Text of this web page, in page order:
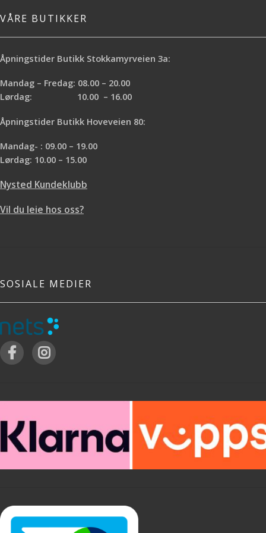
VÅRE BUTIKKER
Åpningstider Butikk Stokkamyrveien 3a:
Mandag – Fredag: 08.00 – 20.00
Lørdag: 10.00 – 16.00
Åpningstider Butikk Hoveveien 80:
Mandag- : 09.00 – 19.00
Lørdag: 10.00 – 15.00
Nysted Kundeklubb
Vil du leie hos oss?
SOSIALE MEDIER